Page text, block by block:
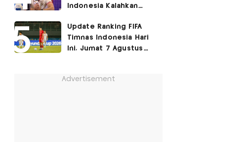
Indonesia Kalahkan
2026: Tenang tapi
Berapi-api
Update Ranking FIFA
Timnas Indonesia Hari
Ini, Jumat 7 Agustus
Advertisement